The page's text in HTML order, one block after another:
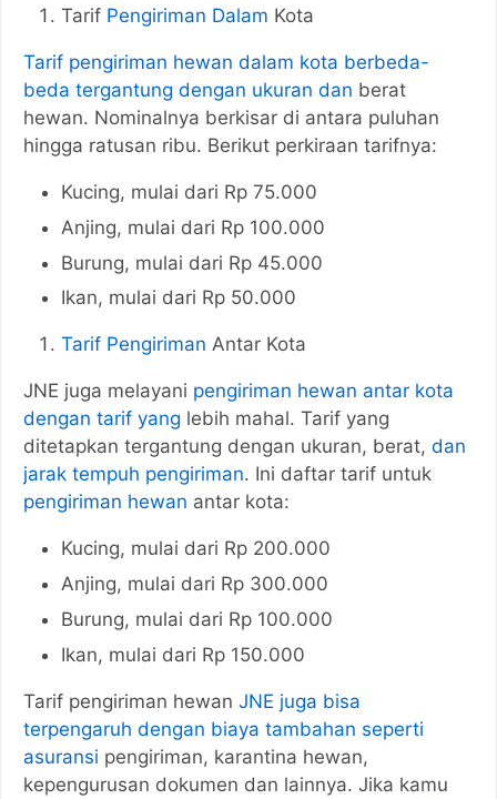
Tarif Pengiriman Dalam Kota
Tarif pengiriman hewan dalam kota berbeda-
beda tergantung dengan ukuran dan berat
hewan. Nominalnya berkisar di antara puluhan
hingga ratusan ribu. Berikut perkiraan tarifnya:
Kucing, mulai dari Rp 75.000
Anjing, mulai dari Rp 100.000
Burung, mulai dari Rp 45.000
Ikan, mulai dari Rp 50.000
Tarif Pengiriman Antar Kota
JNE juga melayani pengiriman hewan antar kota
dengan tarif yang lebih mahal. Tarif yang
ditetapkan tergantung dengan ukuran, berat, dan
jarak tempuh pengiriman. Ini daftar tarif untuk
pengiriman hewan antar kota:
Kucing, mulai dari Rp 200.000
Anjing, mulai dari Rp 300.000
Burung, mulai dari Rp 100.000
Ikan, mulai dari Rp 150.000
Tarif pengiriman hewan JNE juga bisa
terpengaruh dengan biaya tambahan seperti
asuransi pengiriman, karantina hewan,
kepengurusan dokumen dan lainnya. Jika kamu